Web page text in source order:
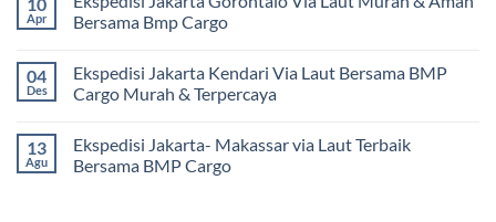
dan
Terpercaya
Cargo
Jakarta
ke
BMP
Cargo
pada
Ekspedisi
Kota
Bitung
Lebih
Kapal
Laut
Apr
Bersama Bmp Cargo
komentar
pada
Ekspedisi
Via
Laut
Murah
04
Des
Ekspedisi Jakarta Kendari Via Laut Bersama BMP
Cargo Murah & Terpercaya
komentar
pada
Ekspedisi
13
Agu
Ekspedisi Jakarta- Makassar via Laut Terbaik
Bersama BMP Cargo